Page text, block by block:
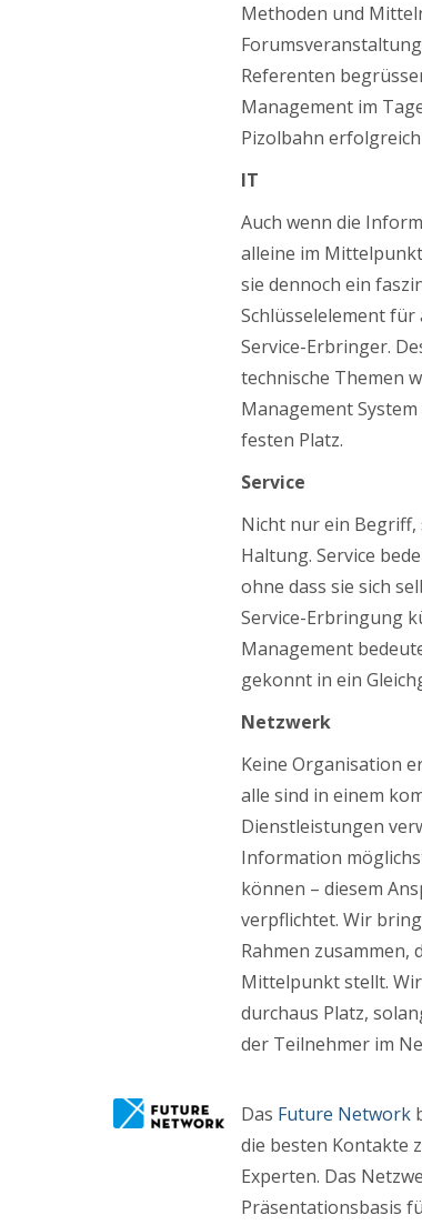
Methoden und
Referenten
Management im
Pizolbahn
IT
Auch wenn die
alleine im
sie dennoch ein
Schlüsselelement
Service-Erbringer.
technische Themen
Management
festen Platz.
Service
​Nicht nur ein Begriff,
Haltung. Service
ohne dass sie sich
Service-Erbringung
Management
gekonnt in ein
Netzwerk
​Keine Organisation
alle sind in einem
Dienstleistungen
Information
können – diesem
verpflichtet. Wir
Rahmen zusammen,
Mittelpunkt stellt.
durchaus Platz,
der Teilnehmer im
Das Future Network
die besten Kontakte
Experten. Das
Präsentationsbasis